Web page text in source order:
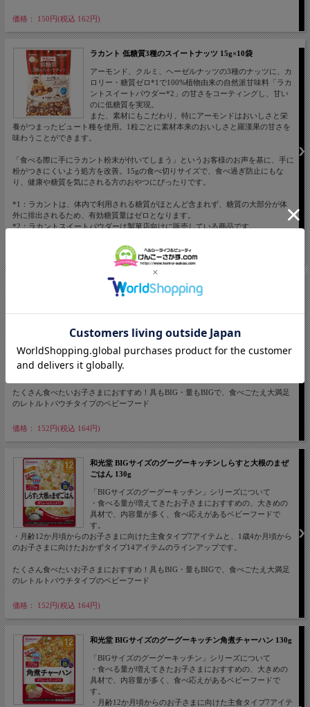
価格： 150円(税込 162円)
ラカント 低糖質3種のスイートナッツ 15g×10袋
アーモンド、クルミ、ヘーゼルナッツの3種のナッツに、カ
ロリー・糖質ゼロ*1で100%植物由来の自然派甘味料「ラカ
ントスイートパウダー*2」の甘さをコーティングし、甘い
のに低糖質を実現。
また、素材にもこだわり、特にアーモンドはおいしさと栄
養がつまったビュート種を使用。1粒ごとに素材本来のおいしさと羅漢果の甘さを
味わうことができます。
「食べる際に手にラカント粉末が付いてしまう」というお客様のお声を基に、手に
粉がつきにくいよう処方を改善。15gの食べ切りサイズで、食べ過ぎ防止にもな
り、健康や糖質を気にされる方のおやつにぴったりです。
*1：ラカントは、体内で利用される糖質がほとんど含まれず、糖質の大部分が体
外に排出されるため、有効糖質量はゼロとなります。
*2：ラカントスイートパウダーは製菓店向けに販売している商品です。
和光堂 BIGサイズのグーグーキッチンまぐろとわかめの炊
き込みごはん 130g
「BIGサイズのグーグーキッチン」シリーズについて
具材で、内容量が多く、食べ応えがあるベビーフードで
す。
・月齢12か月頃からのお子さまに向けた主食タイプ7アイテムと、1歳4か月頃から
のお子さまに向けたおかずタイプ14アイテムのラインアップです。
たくさん食べたいお子さまにおすすめ！具もBIG・量もBIGで、食べごたえ大満足
のレトルトパウチタイプのベビーフード
価格： 152円(税込 164円)
和光堂 BIGサイズのグーグーキッチンしらすと大根のまぜ
ごはん 130g
「BIGサイズのグーグーキッチン」シリーズについて
・食べる量が増えてきたお子さまにおすすめの、大きめの
具材で、内容量が多く、食べ応えがあるベビーフードで
す。
・月齢12か月頃からのお子さまに向けた主食タイプ7アイテムと、1歳4か月頃から
のお子さまに向けたおかずタイプ14アイテムのラインアップです。
たくさん食べたいお子さまにおすすめ！具もBIG・量もBIGで、食べごたえ大満足
のレトルトパウチタイプのベビーフード
価格： 152円(税込 164円)
和光堂 BIGサイズのグーグーキッチン角煮チャーハン 130g
「BIGサイズのグーグーキッチン」シリーズについて
・食べる量が増えてきたお子さまにおすすめの、大きめの
具材で、内容量が多く、食べ応えがあるベビーフードで
す。
・月齢12か月頃からのお子さまに向けた主食タイプ7アイテ